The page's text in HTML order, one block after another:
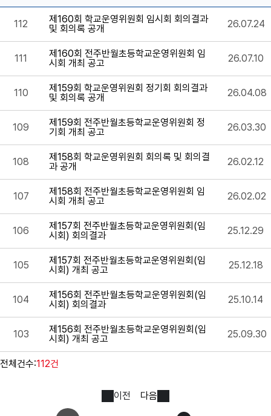
112
제160회 학교운영위원회 임시회 회의결과
및 회의록 공개
26.07.24
111
제160회 전주반월초등학교운영위원회 임
시회 개최 공고
26.07.10
110
제159회 학교운영위원회 정기회 회의결과
및 회의록 공개
26.04.08
109
제159회 전주반월초등학교운영위원회 정
기회 개최 공고
26.03.30
108
제158회 학교운영위원회 회의록 및 회의결
과 공개
26.02.12
107
제158회 전주반월초등학교운영위원회 임
시회 개최 공고
26.02.02
106
제157회 전주반월초등학교운영위원회(임
시회) 회의결과
25.12.29
105
제157회 전주반월초등학교운영위원회(임
시회) 개최 공고
25.12.18
104
제156회 전주반월초등학교운영위원회(임
시회) 회의결과
25.10.14
103
제156회 전주반월초등학교운영위원회(임
시회) 개최 공고
25.09.30
전체건수:112건
이전 다음